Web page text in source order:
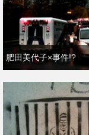
肥田美代子×事件!?